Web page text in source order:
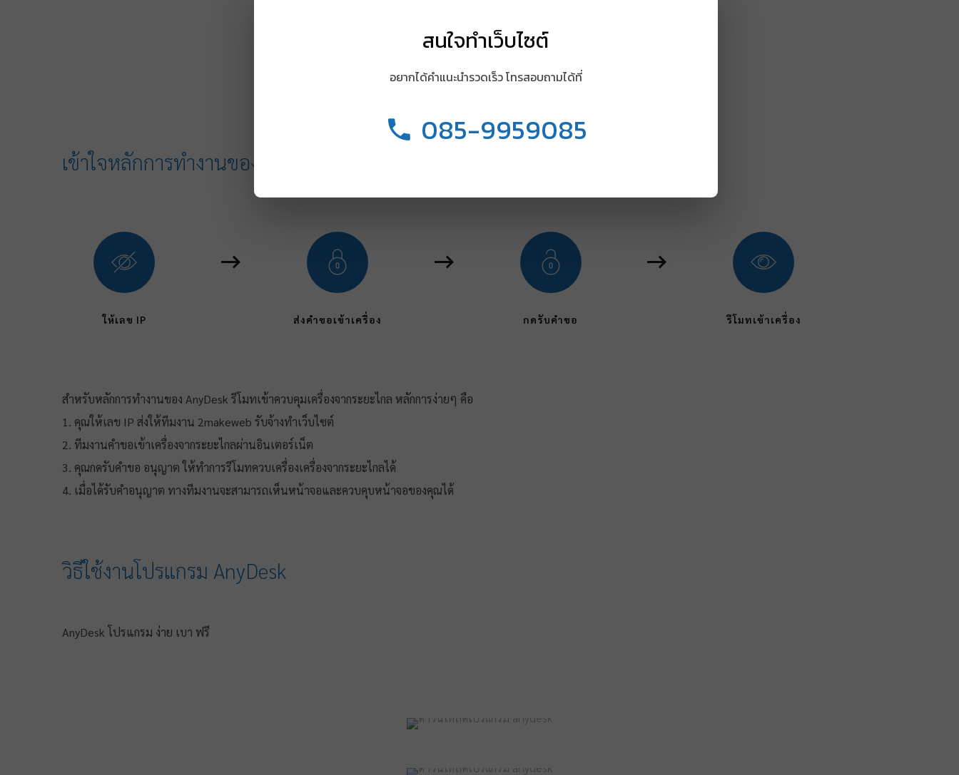
สนใจทำเว็บไซต์
อยากได้คำแนะนำรวดเร็ว โทรสอบถามได้ที่
085-9959085
เข้าใจหลักการทำงานของ AnyDesk แบบง่ายๆ
ให้เลข IP ส่งคำขอเข้าเครื่อง กดรับคำขอ รีโมทเข้าเครื่อง
สำหรับหลักการทำงานของ AnyDesk รีโมทเข้าควบคุมเครื่องจากระยะไกล หลักการง่ายๆ คือ
1. คุณให้เลข IP ส่งให้ทีมงาน 2makeweb รับจ้างทำเว็บไซต์
2. ทีมงานคำขอเข้าเครื่องจากระยะไกลผ่านอินเตอร์เน็ต
3. คุณกดรับคำขอ อนุญาต ให้ทำการรีโมทควบเครื่องเครื่องจากระยะไกลได้
4. ​เมื่อได้รับคำอนุญาต ทางทีมงานจะสามารถเห็นหน้าจอและควบคุบหน้าจอของคุณได้
วิธีใช้งานโปรแกรม AnyDesk
AnyDesk โปรแกรม ง่าย เบา ฟรี